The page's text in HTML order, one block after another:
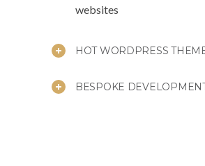
websites
HOT WORDPRESS
BESPOKE